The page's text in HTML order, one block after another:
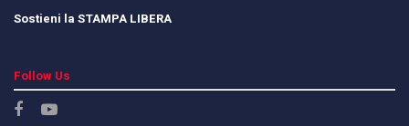
Sostieni la STAMPA LIBERA
Follow Us